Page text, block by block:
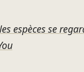
espèces se